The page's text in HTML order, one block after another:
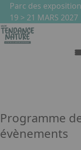
Aller au contenu
Parc des
19 > 21 MARS 2027
Liste
Programme
évènements
Panneau de gestion